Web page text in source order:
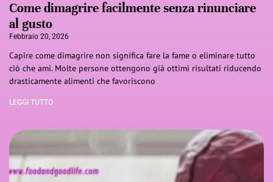
Come dimagrire facilmente senza rinunciare
al gusto
Febbraio 20, 2026
Capire come dimagrire non significa fare la fame o eliminare tutto
ciò che ami. Molte persone ottengono già ottimi risultati riducendo
drasticamente alimenti che favoriscono
LEGGI TUTTO